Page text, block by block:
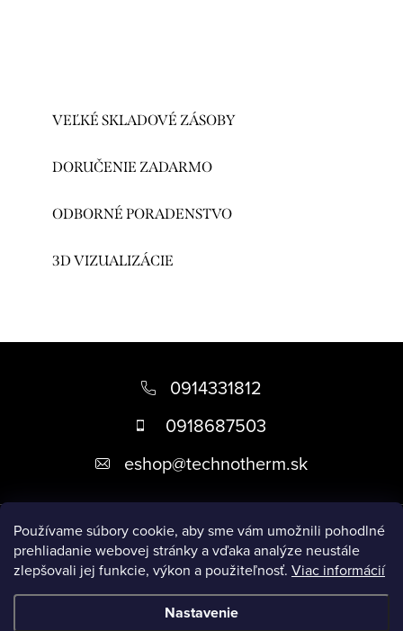
Používame súbory cookie, aby sme vám umožnili pohodlné
prehliadanie webovej stránky a vďaka analýze neustále
zlepšovali jej funkcie, výkon a použiteľnosť. Viac informácií
Nastavenie
VEĽKÉ SKLADOVÉ ZÁSOBY
DORUČENIE ZADARMO
ODBORNÉ PORADENSTVO
3D VIZUALIZÁCIE
i
0914331812
0918687503
eshop@technotherm.sk
Informácie
Prijímame online platby